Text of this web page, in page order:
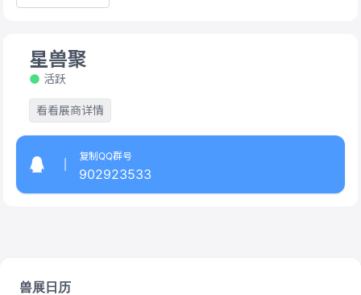
星兽聚
活跃
看看展商详情
复制QQ群号
902923533
兽展日历